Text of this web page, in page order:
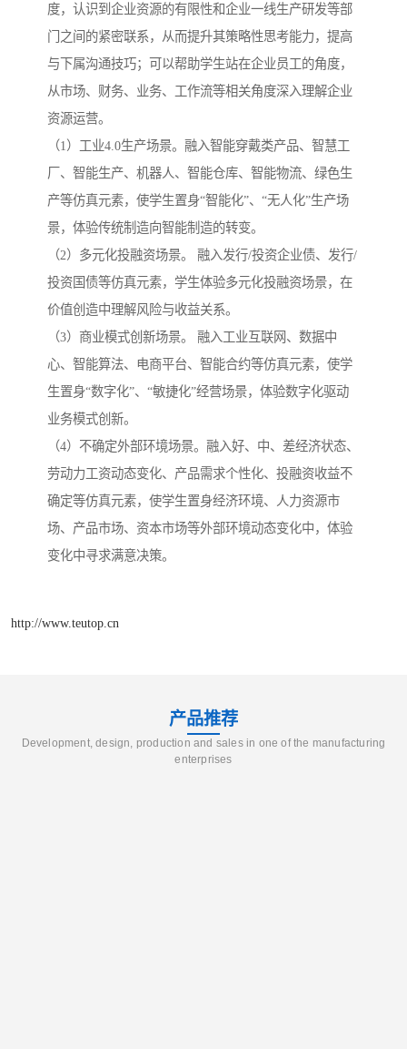
度，认识到企业资源的有限性和企业一线生产研发等部
门之间的紧密联系，从而提升其策略性思考能力，提高
与下属沟通技巧；可以帮助学生站在企业员工的角度，
从市场、财务、业务、工作流等相关角度深入理解企业
资源运营。
（1）工业4.0生产场景。融入智能穿戴类产品、智慧工
厂、智能生产、机器人、智能仓库、智能物流、绿色生
产等仿真元素，使学生置身“智能化”、“无人化”生产场
景，体验传统制造向智能制造的转变。
（2）多元化投融资场景。 融入发行/投资企业债、发行/
投资国债等仿真元素，学生体验多元化投融资场景，在
价值创造中理解风险与收益关系。
（3）商业模式创新场景。 融入工业互联网、数据中
心、智能算法、电商平台、智能合约等仿真元素，使学
生置身“数字化”、“敏捷化”经营场景，体验数字化驱动
业务模式创新。
（4）不确定外部环境场景。融入好、中、差经济状态、
劳动力工资动态变化、产品需求个性化、投融资收益不
确定等仿真元素，使学生置身经济环境、人力资源市
场、产品市场、资本市场等外部环境动态变化中，体验
变化中寻求满意决策。
http://www.teutop.cn
产品推荐
Development, design, production and sales in one of the manufacturing
enterprises